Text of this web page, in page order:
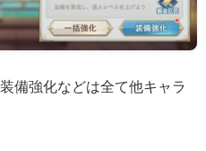
備強化などは全て他キャラ